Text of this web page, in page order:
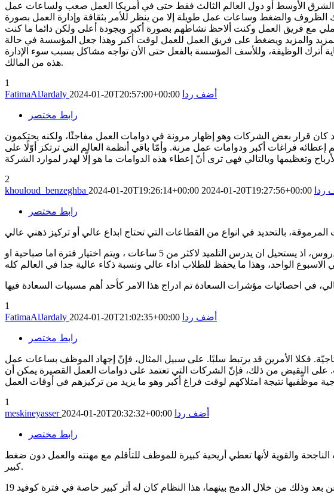
الشرق الأوسط أو دول العالم الثالث فقط حتى في أمريكا العمل صعب ولساعات عمل
الظروف والضغط وساعات عمل طويلة إلا من ينظر للأمر بثقافة وإدارة العمل بصورة
مع فريق العمل وكنت ألاحظ نشاطهم بصورة أكبر وبجودة أعلى ولكن دائما ما كنت
المزيد والمزيد ويضغط على فريق العمل للعمل لوقت أكبر وهذا جعل المؤسسة في حالة
أترك الوظيفة، وللأسف المؤسسة بالفعل حتى الأن تواجه مشاكل بسبب سوء الإدارة
هذه من المالك.
1
FatimaAlJardaly 2024-01-20T20:57:00+00:00 أضف ردا
رابط مختصر
كان قرار بعض الشركات وهو إظهار مرونة في دوامات العمل مفاجئًا، ولكنه يحتكمون
فراغات أكبر ودوامات عمل مرنة. وأمّا باقي أنظمة العالم التي ترتكز أوّلًا على
2
khouloud_benzeghba 2024-01-20T19:26:14+00:00 2024-01-20T19:27:56+00:00 ردا
رابط مختصر
قرأت منذ اكثر من 5 سنوات ان سبب تفوق النظام التربوي الفلندي هو عدد الساعات القليلة جدا التي يتلقى فيها التلميذ الدروس، اذ يستحيل ان يدرس التلميد لاكثر من 5 ساعات ، ويتم اختيار فترة اما صباحية او
1
FatimaAlJardaly 2024-01-20T21:02:35+00:00 أضف ردا
رابط مختصر
فكلا الأمرين قد يرتبط سلبًا. على سبيل المثال، فإنّ إجهاد الموظف بساعات عمل
النقيض من ذلك، فإنّ الشركات التي تعتمد على دوامات العمل القصيرة يمكن أن
1
meskineyasser 2024-01-20T20:32:32+00:00 أضف ردا
رابط مختصر
والقوية لأنها تعطي أريحية كبيرة للموظف للتأقلم مع مهنته والعمل دون ضغط
كبير.